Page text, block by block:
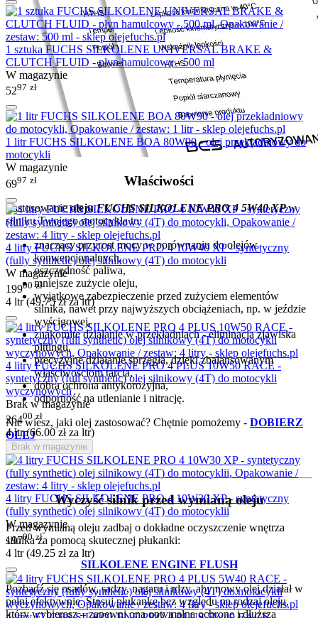
Właściwości
ZastosowanieolejuFUCHS SILKOLENE PRO 4 5W40 XPw
silniku Twojego motocykla to:
znaczący przyrost mocy w porównaniu do olejów
konwencjonalnych,
oszczędność paliwa,
mniejsze zużycie oleju,
wyjątkowe zabezpieczenie przed zużyciem elementów
silnika, nawet przy najwyższych obciążeniach, np. w jeździe
wyścigowej,
znakomite działanie w przekładniach - eliminacja zjawiska
pittingu,
precyzyjne działanie sprzęgła, dzięki zbalansowanym
właściwościom tarcia,
dobra ochrona antykorozyjna,
odporność na utlenianie i nitrację.
Nie wiesz, jaki olej zastosować? Chętnie pomożemy - DOBIERZ
OLEJ
Wyczyść silnik przed wymianą oleju
Przed wymianą oleju zadbaj o dokładne oczyszczenie wnętrza
silnika za pomocą skutecznej płukanki:
SILKOLENE ENGINE FLUSH
Pozbądź się osadów, sadzy, nagaru i rdzy, aby nowy olej działał w
pełni efektywnie. Stosuj płukankę bez względu na rodzaj oleju,
który wybierasz – zapewni ona optymalną ochronę i dłuższą
1 sztuka FUCHS SILKOLENE UNIVERSAL BRAKE &
CLUTCH FLUID - płyn hamulcowy - 500 ml
W magazynie
5297 zł
1 litr FUCHS SILKOLENE BOA 80W90 - olej przekładniowy do
motocykli
W magazynie
6997 zł
4 litry FUCHS SILKOLENE PRO 4 10W40 XP - syntetyczny
(fully synthetic) olej silnikowy (4T) do motocykli
W magazynie
19900 zł
4 ltr (49.75złza ltr)
4 litry FUCHS SILKOLENE PRO 4 PLUS 10W50 RACE -
syntetyczny (full synthetic) olej silnikowy (4T) do motocykli
wyczynowych
Brak w magazynie
26400 zł
4 ltr (66.00złza ltr)
Brak w magazynie
4 litry FUCHS SILKOLENE PRO 4 10W30 XP - syntetyczny
(fully synthetic) olej silnikowy (4T) do motocyklii
W magazynie
19700 zł
4 ltr (49.25 złza ltr)